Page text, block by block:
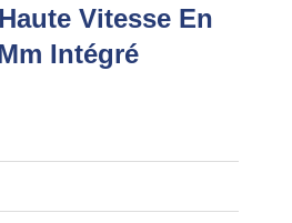
Vitesse En
Intégré